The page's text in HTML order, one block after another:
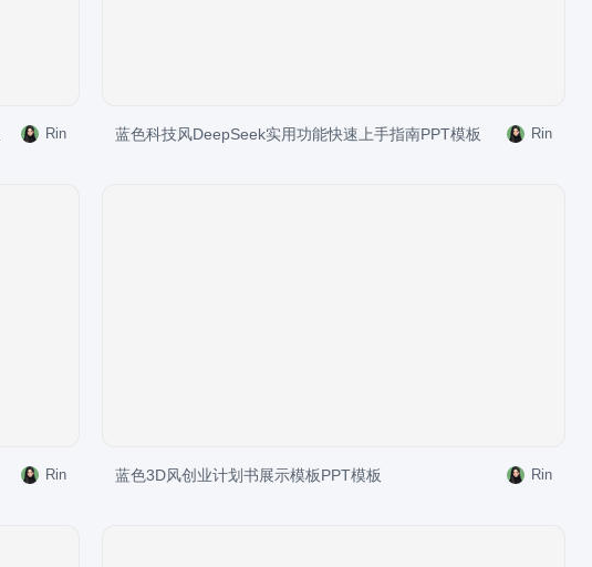
Rin 蓝色科技风DeepSeek实用功能快速上手指南PPT模板 Rin
Rin 蓝色3D风创业计划书展示模板PPT模板 Rin